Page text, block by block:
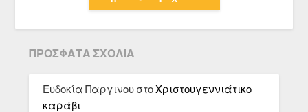
ΠΡΌΣΦΑΤΑ ΣΧΌΛΙΑ
Ευδοκία Παργινου στοΧριστουγεννιάτικο
καράβι